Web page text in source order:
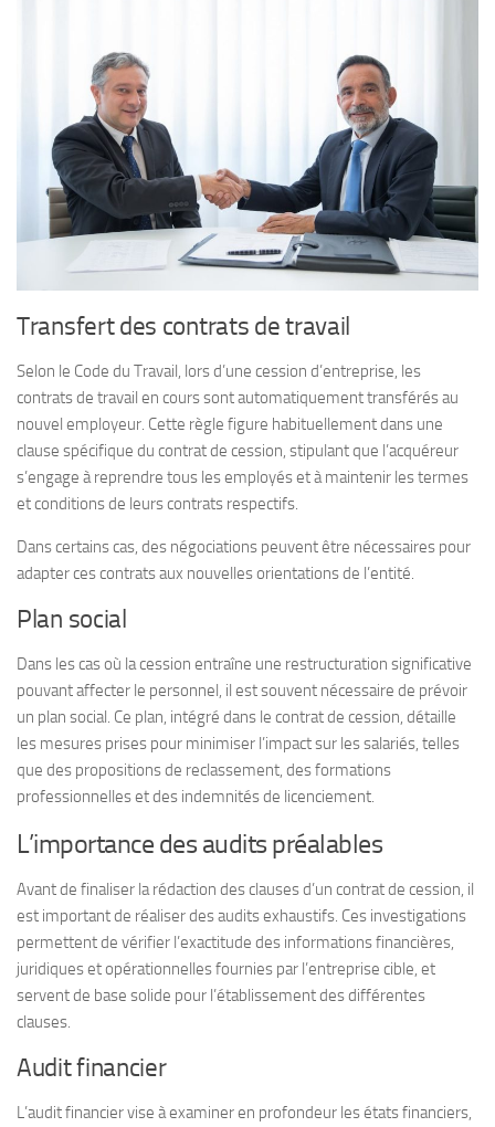
Transfert des contrats de travail
Selon le Code du Travail, lors d’une cession d’entreprise, les
contrats de travail en cours sont automatiquement transférés au
nouvel employeur. Cette règle figure habituellement dans une
clause spécifique du contrat de cession, stipulant que l’acquéreur
s’engage à reprendre tous les employés et à maintenir les termes
et conditions de leurs contrats respectifs.
Dans certains cas, des négociations peuvent être nécessaires pour
adapter ces contrats aux nouvelles orientations de l’entité.
Plan social
Dans les cas où la cession entraîne une restructuration significative
pouvant affecter le personnel, il est souvent nécessaire de prévoir
un plan social. Ce plan, intégré dans le contrat de cession, détaille
les mesures prises pour minimiser l’impact sur les salariés, telles
que des propositions de reclassement, des formations
professionnelles et des indemnités de licenciement.
L’importance des audits préalables
Avant de finaliser la rédaction des clauses d’un contrat de cession, il
est important de réaliser des audits exhaustifs. Ces investigations
permettent de vérifier l’exactitude des informations financières,
juridiques et opérationnelles fournies par l’entreprise cible, et
servent de base solide pour l’établissement des différentes
clauses.
Audit financier
L’audit financier vise à examiner en profondeur les états financiers,